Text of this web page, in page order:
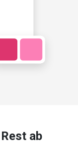
ab